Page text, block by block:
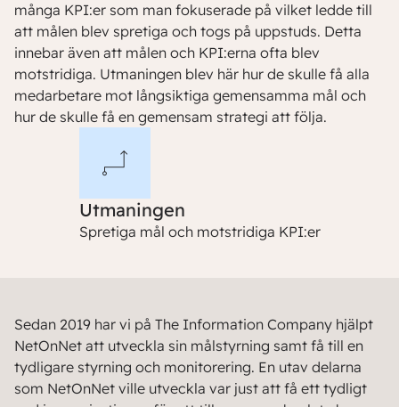
Utmaningen
Spretiga mål och motstridiga KPI:er
många KPI:er som man fokuserade på vilket ledde till
att målen blev spretiga och togs på uppstuds. Detta
innebar även att målen och KPI:erna ofta blev
motstridiga. Utmaningen blev här hur de skulle få alla
medarbetare mot långsiktiga gemensamma mål och
hur de skulle få en gemensam strategi att följa.
Sedan 2019 har vi på The Information Company hjälpt
NetOnNet att utveckla sin målstyrning samt få till en
tydligare styrning och monitorering. En utav delarna
som NetOnNet ville utveckla var just att få ett tydligt